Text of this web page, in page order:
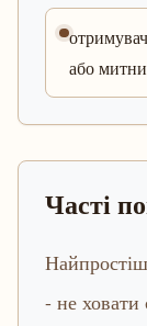
або
Часті
- не ховати